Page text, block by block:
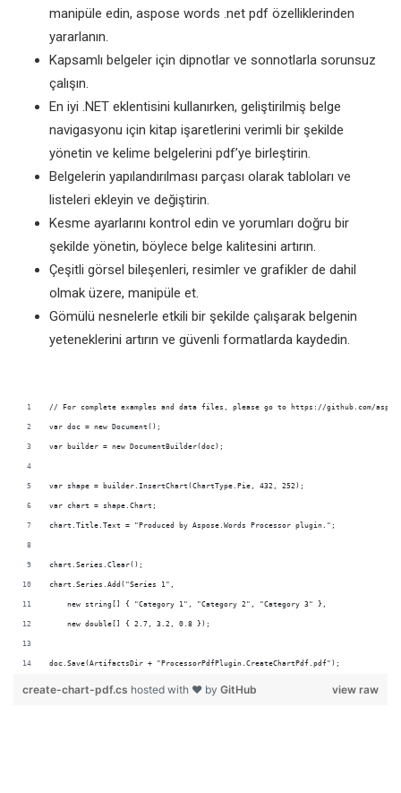
manipüle edin, aspose words .net pdf özelliklerinden
yararlanın.
Kapsamlı belgeler için dipnotlar ve sonnotlarla sorunsuz
çalışın.
En iyi .NET eklentisini kullanırken, geliştirilmiş belge
navigasyonu için kitap işaretlerini verimli bir şekilde
yönetin ve kelime belgelerini pdf’ye birleştirin.
Belgelerin yapılandırılması parçası olarak tabloları ve
listeleri ekleyin ve değiştirin.
Kesme ayarlarını kontrol edin ve yorumları doğru bir
şekilde yönetin, böylece belge kalitesini artırın.
Çeşitli görsel bileşenleri, resimler ve grafikler de dahil
olmak üzere, manipüle et.
Gömülü nesnelerle etkili bir şekilde çalışarak belgenin
yeteneklerini artırın ve güvenli formatlarda kaydedin.
doc.Save(ArtifactsDir + "ProcessorPdfPlugin.CreateChartPdf.pdf");
view raw
create-chart-pdf.cs hosted with ❤ by GitHub